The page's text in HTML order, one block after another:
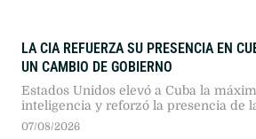
LA CIA REFUERZA SU PRESENCIA EN
UN CAMBIO DE GOBIERNO
Estados Unidos elevó a Cuba la
inteligencia y reforzó la presencia de
medida busca acelerar la caída del
07/08/2026